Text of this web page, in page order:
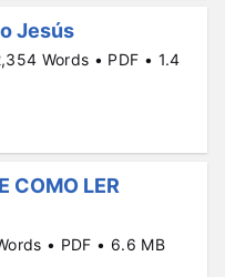
Jesús
Words • PDF • 1.4
COMO LER
• PDF • 6.6 MB